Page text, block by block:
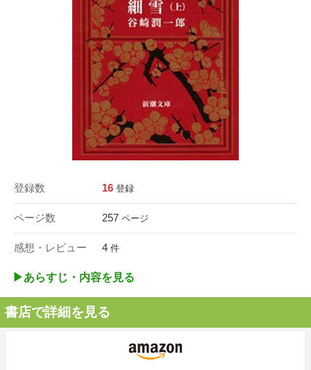
登録数 16 登録
ページ数 257 ページ
感想・レビュー 4 件
▶︎あらすじ・内容を見る
書店で詳細を見る